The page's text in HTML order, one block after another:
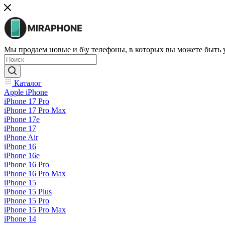
Мы продаем новые и б\у телефоны, в которых вы можете быть
Каталог
Apple iPhone
iPhone 17 Pro
iPhone 17 Pro Max
iPhone 17e
iPhone 17
iPhone Air
iPhone 16
iPhone 16e
iPhone 16 Pro
iPhone 16 Pro Max
iPhone 15
iPhone 15 Plus
iPhone 15 Pro
iPhone 15 Pro Max
iPhone 14